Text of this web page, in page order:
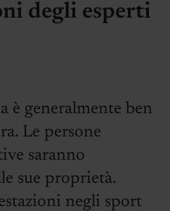
degli esperti
è generalmente ben
Le persone
saranno
sue proprietà.
negli sport